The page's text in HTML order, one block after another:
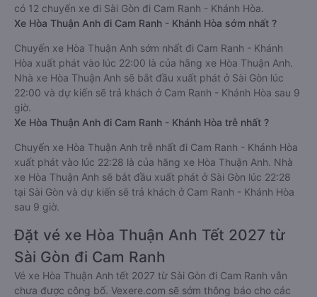
có 12 chuyến xe đi Sài Gòn đi Cam Ranh - Khánh Hòa.
Xe Hòa Thuận Anh đi Cam Ranh - Khánh Hòa sớm nhất ?
Chuyến xe Hòa Thuận Anh sớm nhất đi Cam Ranh - Khánh
Hòa xuất phát vào lúc 22:00 là của hãng xe Hòa Thuận Anh.
Nhà xe Hòa Thuận Anh sẽ bắt đầu xuất phát ở Sài Gòn lúc
22:00 và dự kiến sẽ trả khách ở Cam Ranh - Khánh Hòa sau 9
giờ.
Xe Hòa Thuận Anh đi Cam Ranh - Khánh Hòa trễ nhất ?
Chuyến xe Hòa Thuận Anh trễ nhất đi Cam Ranh - Khánh Hòa
xuất phát vào lúc 22:28 là của hãng xe Hòa Thuận Anh. Nhà
xe Hòa Thuận Anh sẽ bắt đầu xuất phát ở Sài Gòn lúc 22:28
tại Sài Gòn và dự kiến sẽ trả khách ở Cam Ranh - Khánh Hòa
sau 9 giờ.
Đặt vé xe Hòa Thuận Anh Tết 2027 từ
Sài Gòn đi Cam Ranh
Vé xe Hòa Thuận Anh tết 2027 từ Sài Gòn đi Cam Ranh vẫn
chưa được công bố. Vexere.com sẽ sớm thông báo cho các